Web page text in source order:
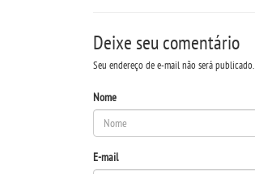
Deixe seu comentário
Seu endereço de e-mail não será publicado.
Nome
E-mail